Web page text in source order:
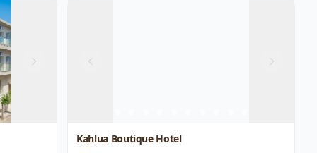
Kahlua Boutique Hotel